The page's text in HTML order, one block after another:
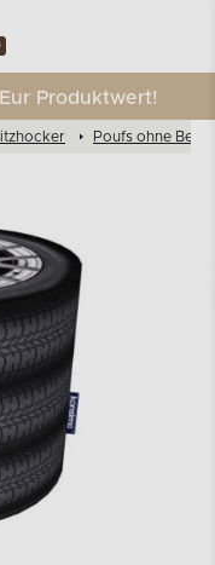
Produktwert!
Poufs ohne Beine